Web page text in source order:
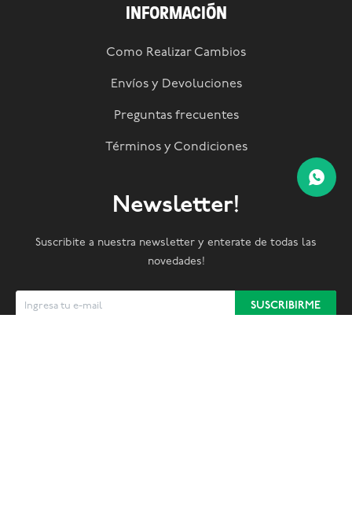
INFORMACIÓN
Como Realizar Cambios
Envíos y Devoluciones
Preguntas frecuentes
Términos y Condiciones
Newsletter!
Suscribite a nuestra newsletter y enterate de todas las
novedades!
SUSCRIBIRME